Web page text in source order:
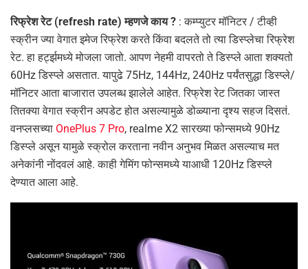
रिफ्रेश रेट (refresh rate) म्हणजे काय ? : कम्प्युटर मॉनिटर / टीव्ही
स्क्रीन ज्या वेगात इमेज रिफ्रेश करते किंवा बदलते तो त्या डिस्प्लेचा रिफ्रेश
रेट. हा हर्ट्झमध्ये मोजला जातो. आपण नेहमी वापरतो ते डिस्प्ले आता शक्यतो
60Hz डिस्प्ले असतात. यापुढे 75Hz, 144Hz, 240Hz पर्यंतसुद्धा डिस्प्ले/
मॉनिटर आता बाजारात उपलब्ध झालेले आहेत. रिफ्रेश रेट जितका जास्त
तितक्या वेगात स्क्रीन अपडेट होत असल्यामुळे डोळ्याना दृश्य सहज दिसतं.
वनप्लसच्या OnePlus 7 Pro, realme X2 सारख्या फोन्समध्ये 90Hz
डिस्प्ले असून यामुळे स्क्रोल करताना नवीन अनुभव मिळत असल्याच मत
अनेकांनी नोंदवलं आहे. काही गेमिंग फोन्समध्ये याआधी 120Hz डिस्प्ले
देण्यात आला आहे.